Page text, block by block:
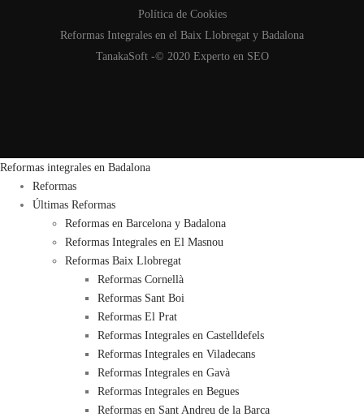
Política de Cookies
Reformas Integrales en el Baix Llobregat y Badalona
TanakaSoft -© 2020 Experto en SEO
Reformas integrales en Badalona
Reformas
Últimas Reformas
Reformas en Barcelona y Badalona
Reformas Integrales en El Masnou
Reformas Baix Llobregat
Reformas Cornellà
Reformas Sant Boi
Reformas El Prat
Reformas Integrales en Castelldefels
Reformas Integrales en Viladecans
Reformas Integrales en Gavà
Reformas Integrales en Begues
Reformas en Sant Andreu de la Barca